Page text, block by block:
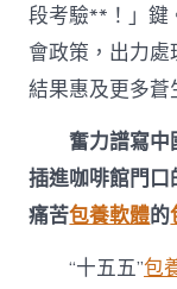
段考驗**！」鍵
會政策，出力
結果惠及更多蒼
奮力譜寫中
插進咖啡館門
痛苦包養軟體的
“十五五”包